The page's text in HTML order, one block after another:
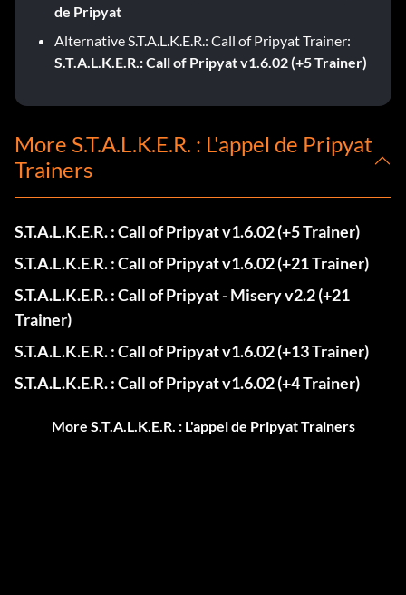
de Pripyat
Alternative S.T.A.L.K.E.R.: Call of Pripyat Trainer:
S.T.A.L.K.E.R.: Call of Pripyat v1.6.02 (+5 Trainer)
More S.T.A.L.K.E.R. : L'appel de Pripyat
Trainers
S.T.A.L.K.E.R. : Call of Pripyat v1.6.02 (+5 Trainer)
S.T.A.L.K.E.R. : Call of Pripyat v1.6.02 (+21 Trainer)
S.T.A.L.K.E.R. : Call of Pripyat - Misery v2.2 (+21
Trainer)
S.T.A.L.K.E.R. : Call of Pripyat v1.6.02 (+13 Trainer)
S.T.A.L.K.E.R. : Call of Pripyat v1.6.02 (+4 Trainer)
More S.T.A.L.K.E.R. : L'appel de Pripyat Trainers